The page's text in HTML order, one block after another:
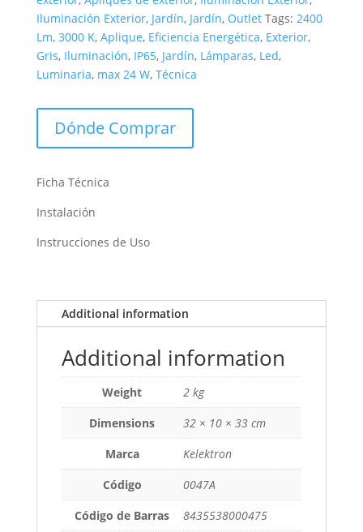
Iluminación Exterior, Jardín, Jardín, Outlet Tags: 2400
Lm, 3000 K, Aplique, Eficiencia Energética, Exterior,
Gris, Iluminación, IP65, Jardín, Lámparas, Led,
Luminaria, max 24 W, Técnica
Dónde Comprar
Ficha Técnica
Instalación
Instrucciones de Uso
Additional information
Additional information
Weight
2 kg
Dimensions
32 × 10 × 33 cm
Marca
Kelektron
Código
0047A
Código de Barras
8435538000475